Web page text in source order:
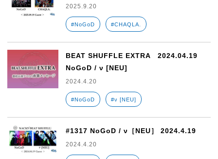
2025.9.20
#NoGoD #CHAQLA.
BEAT SHUFFLE EXTRA 2024.04.19
NoGoD / ν [NEU]
2024.4.20
#NoGoD #ν [NEU]
#1317 NoGoD / ν［NEU］ 2024.4.19
2024.4.20